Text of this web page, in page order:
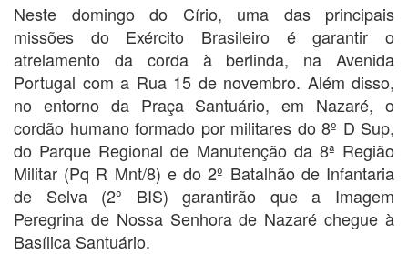
Neste domingo do Círio, uma das principais
missões do Exército Brasileiro é garantir o
atrelamento da corda à berlinda, na Avenida
Portugal com a Rua 15 de novembro. Além disso,
no entorno da Praça Santuário, em Nazaré, o
cordão humano formado por militares do 8º D Sup,
do Parque Regional de Manutenção da 8ª Região
Militar (Pq R Mnt/8) e do 2º Batalhão de Infantaria
de Selva (2º BIS) garantirão que a Imagem
Peregrina de Nossa Senhora de Nazaré chegue à
Basílica Santuário.